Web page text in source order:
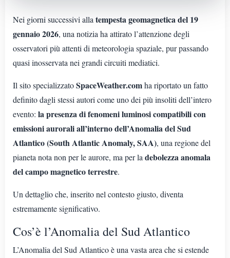
Nei giorni successivi alla tempesta geomagnetica del 19
gennaio 2026, una notizia ha attirato l’attenzione degli
osservatori più attenti di meteorologia spaziale, pur passando
quasi inosservata nei grandi circuiti mediatici.
Il sito specializzatoSpaceWeather.comha riportato un fatto
definito dagli stessi autori come uno dei più insoliti dell’intero
evento: la presenza di fenomeni luminosi compatibili con
emissioni aurorali all’interno dell’Anomalia del Sud
Atlantico (South Atlantic Anomaly, SAA), una regione del
pianeta nota non per le aurore, ma per la debolezza anomala
del campo magnetico terrestre.
Un dettaglio che, inserito nel contesto giusto, diventa
estremamente significativo.
Cos’è l’Anomalia del Sud Atlantico
L’Anomalia del Sud Atlantico è una vasta area che si estende